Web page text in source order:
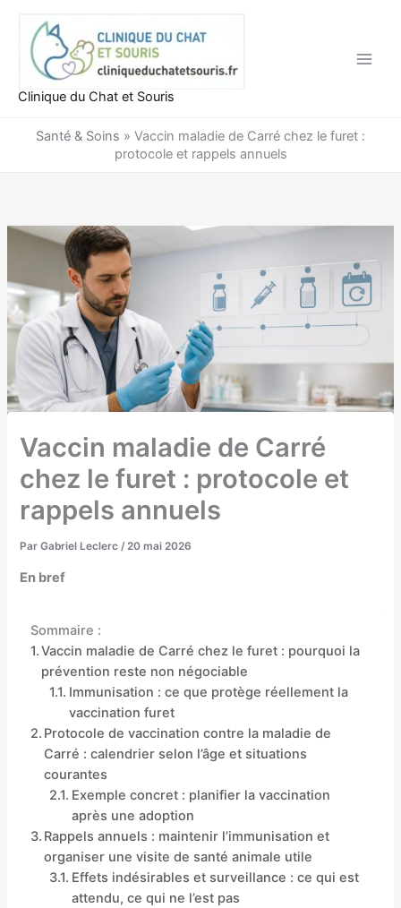
contenu
Clinique du Chat et Souris
Santé & Soins » Vaccin maladie de Carré chez le furet :
protocole et rappels annuels
Vaccin maladie de Carré
chez le furet : protocole et
rappels annuels
ParGabriel Leclerc /20 mai 2026
En bref
Sommaire :
Vaccin maladie de Carré chez le furet : pourquoi la
prévention reste non négociable
Immunisation : ce que protège réellement la
vaccination furet
Protocole de vaccination contre la maladie de
Carré : calendrier selon l’âge et situations
courantes
Exemple concret : planifier la vaccination
après une adoption
Rappels annuels : maintenir l’immunisation et
organiser une visite de santé animale utile
Effets indésirables et surveillance : ce qui est
attendu, ce qui ne l’est pas